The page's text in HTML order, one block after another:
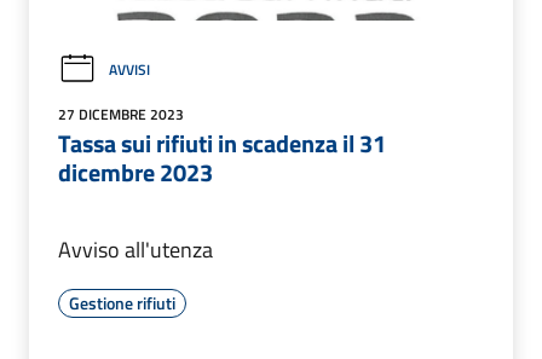
AVVISI
27 DICEMBRE 2023
Tassa sui rifiuti in scadenza il 31
dicembre 2023
Avviso all'utenza
Gestione rifiuti